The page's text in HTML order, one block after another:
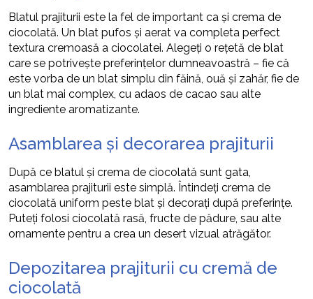
Blatul prajiturii este la fel de important ca și crema de
ciocolată. Un blat pufos și aerat va completa perfect
textura cremoasă a ciocolatei. Alegeți o rețetă de blat
care se potrivește preferințelor dumneavoastră – fie că
este vorba de un blat simplu din făină, ouă și zahăr, fie de
un blat mai complex, cu adaos de cacao sau alte
ingrediente aromatizante.
Asamblarea și decorarea prajiturii
După ce blatul și crema de ciocolată sunt gata,
asamblarea prajiturii este simplă. Întindeți crema de
ciocolată uniform peste blat și decorați după preferințe.
Puteți folosi ciocolată rasă, fructe de pădure, sau alte
ornamente pentru a crea un desert vizual atrăgător.
Depozitarea prajiturii cu cremă de
ciocolată